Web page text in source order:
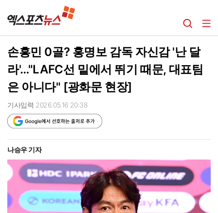
손흥민 0골? 홍명보 감독 자신감 '난 달
라'…"LAFC선 밑에서 뛰기 때문, 대표팀
은 아니다" [광화문 현장]
기사입력 2026.05.16 20:38
나승우 기자